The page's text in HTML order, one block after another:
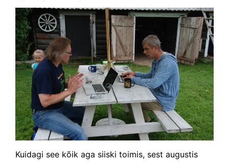
Kuidagi see kõik aga siiski toimis, sest augustis